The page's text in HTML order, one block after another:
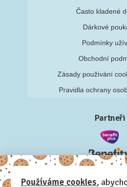
Často kladené
Dárkové
Podmínky
Obchodní
Zásady používání
Pravidla ochrany
Partneři
Používáme cookies,